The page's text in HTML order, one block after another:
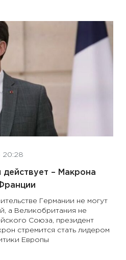
20:28
действует – Макрона
Германии не могут
а Великобритания не
Союза, президент
стремится стать лидером
Европы